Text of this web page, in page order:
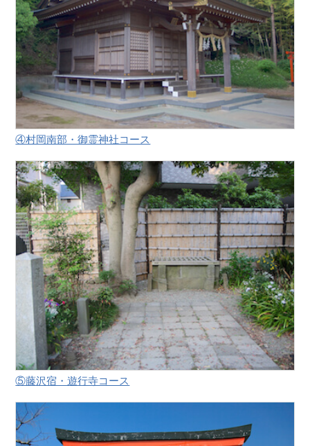
④村岡南部・御霊神社コース
⑤藤沢宿・遊行寺コース